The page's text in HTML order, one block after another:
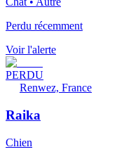
Perdu récemment
Voir l'alerte
PERDU
Renwez, France
Raika
Chien